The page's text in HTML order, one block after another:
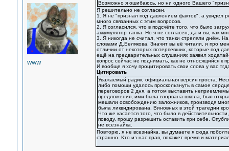
WWW
Возможно я ошибаюсь, но ни одного Вашего
Я решительно не согласен.
1. Я не "признал под давлением фактов", а увидел
много связанных с этим вопросов.
2. Я согласился, что в подсчёте того, что было
аккумулятор танка. Но я не согласен, да и вы, как
3. Я никогда не считал, что танки стреляли днём.
словами Д.Белякова. Значит вы её читали, и про
отличии от некоторых потерпевших, которые под
ещё на предварительных слушаниях заявил
вопрос сейчас не поднимать, как не относящийся к
И вообще я хочу процитировать свои слова у вас
Цитировать
Уважаемый радик, официальная версия проста.
либо помощи удалось проскользнуть в самое
переговоров 2 дня, а потом выставить
предложения, ими была взорвана школа, был
мешали освобождению заложников, производя
была ликвидирована. Виновных в этой трагедии
Что же касается того, что было в
поводу, прошу разрешить оставить при себе.
не всезнайка.
Повторю, я не всезнайка, вы думаете я сюда
страшно. Кто из нас прав, покажет время и